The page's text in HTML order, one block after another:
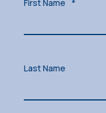
First Name *
Last Name